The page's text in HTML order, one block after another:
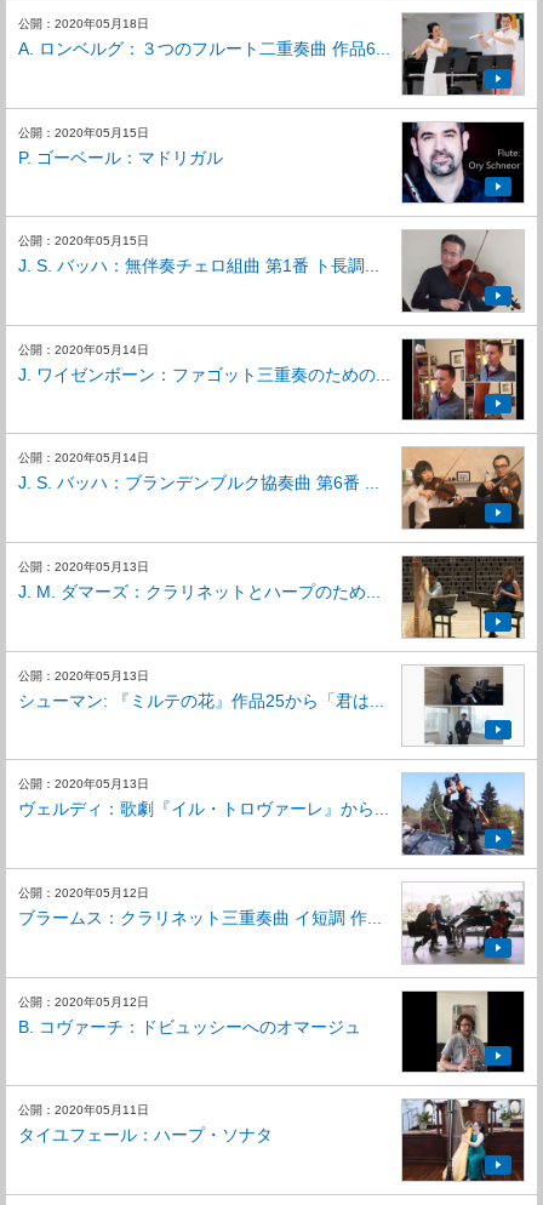
公開：2020年05月18日
A. ロンベルグ：３つのフルート二重奏曲 作品6...
公開：2020年05月15日
P. ゴーベール：マドリガル
公開：2020年05月15日
J. S. バッハ：無伴奏チェロ組曲 第1番 ト長調...
公開：2020年05月14日
J. ワイゼンボーン：ファゴット三重奏のための...
公開：2020年05月14日
J. S. バッハ：ブランデンブルク協奏曲 第6番 ...
公開：2020年05月13日
J. M. ダマーズ：クラリネットとハープのため...
公開：2020年05月13日
シューマン: 『ミルテの花』作品25から「君は...
公開：2020年05月13日
ヴェルディ：歌劇『イル・トロヴァーレ』から...
公開：2020年05月12日
ブラームス：クラリネット三重奏曲 イ短調 作...
公開：2020年05月12日
B. コヴァーチ：ドビュッシーへのオマージュ
公開：2020年05月11日
タイユフェール：ハープ・ソナタ